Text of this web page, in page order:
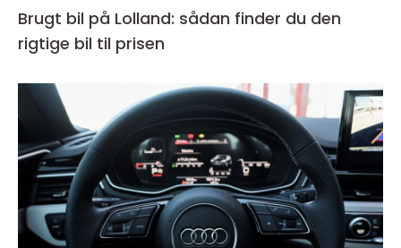
Brugt bil på Lolland: sådan finder du den
rigtige bil til prisen